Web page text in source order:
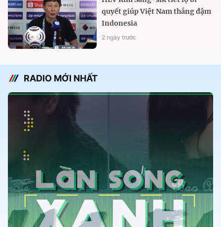
quyết giúp Việt Nam thắng đậm
Indonesia
2 ngày trước
RADIO MỚI NHẤT